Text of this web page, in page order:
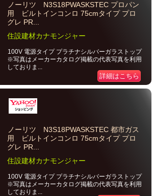
ノーリツ N3S18PWASKSTEC プロパン
用 ビルトインコンロ 75cmタイプ プロ
グレ PR...
住設建材カナモンジャー
100V 電源タイプ プラチナシルバーガラストップ
※写真はメーカーカタログ掲載の代表写真を利用
しておりま...
詳細はこちら
ノーリツ N3S18PWASKSTEC 都市ガス
用 ビルトインコンロ 75cmタイプ プロ
グレ PR...
住設建材カナモンジャー
100V 電源タイプ プラチナシルバーガラストップ
※写真はメーカーカタログ掲載の代表写真を利用
しておりま...